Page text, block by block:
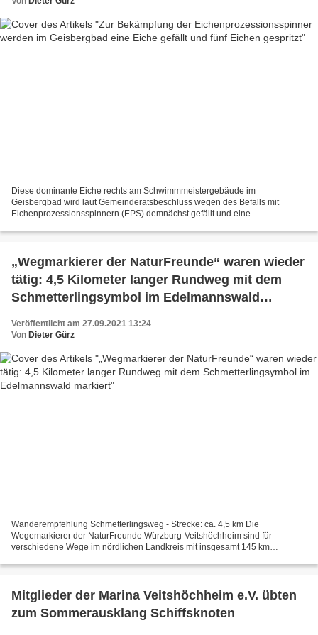
Diese dominante Eiche rechts am Schwimmmeistergebäude im
Geisbergbad wird laut Gemeinderatsbeschluss wegen des Befalls mit
Eichenprozessionsspinnern (EPS) demnächst gefällt und eine
„Wegmarkierer der NaturFreunde“ waren wieder
tätig: 4,5 Kilometer langer Rundweg mit dem
Schmetterlingsymbol im Edelmannswald
Veröffentlicht am 27.09.2021 13:24
Von Dieter Gürz
Wanderempfehlung Schmetterlingsweg - Strecke: ca. 4,5 km Die
Wegemarkierer der NaturFreunde Würzburg-Veitshöchheim sind für
verschiedene Wege im nördlichen Landkreis mit insgesamt 145 km
Mitglieder der Marina Veitshöchheim e.V. übten
zum Sommerausklang Schiffsknoten